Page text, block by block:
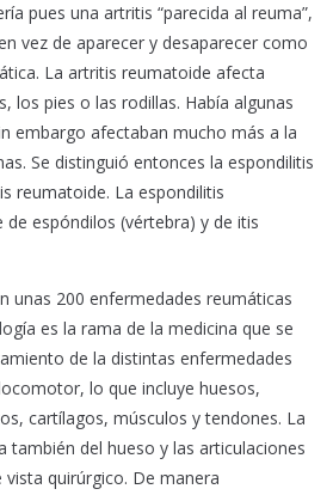
pues una artritis “parecida al reuma”,
vez de aparecer y desaparecer como
La artritis reumatoide afecta
los pies o las rodillas. Había algunas
embargo afectaban mucho más a la
Se distinguió entonces la espondilitis
reumatoide. La espondilitis
espóndilos (vértebra) y de itis
unas 200 enfermedades reumáticas
es la rama de la medicina que se
de la distintas enfermedades
lo que incluye huesos,
cartílagos, músculos y tendones. La
también del hueso y las articulaciones
quirúrgico. De manera